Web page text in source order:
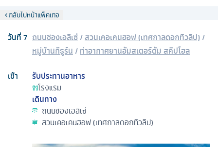
กลับไปหน้าแพ็คเกจ
วันที่7 ถนนชองเอลิเซ่/สวนเคอเคนฮอฟ (เทศกาลดอกทิวลิป)/
หมู่บ้านกีธูร์น/ท่าอากาศยานอัมสเตอร์ดัม สคิปโฮล
เช้า
รับประทานอาหาร
โรงแรม
เดินทาง
ถนนชองเอลิเซ่
สวนเคอเคนฮอฟ (เทศกาลดอกทิวลิป)